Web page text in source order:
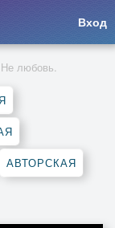
Вход
Не любовь.
АВТОРСКАЯ